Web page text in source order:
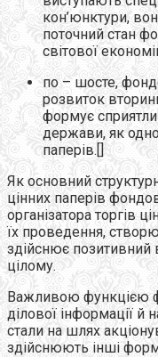
кон’юнктури,
поточний стан
світової
по – шосте,
розвиток
формує
держави, як
паперів.[]
Як основний
цінних паперів
організатора торгів
їх проведення,
здійснює позитивний
цілому.
Важливою функцією
ділової інформації й
стали на шлях
здійснюють інші